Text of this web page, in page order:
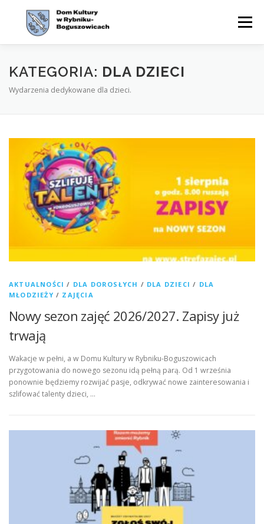
Menu
WYDARZENIA AKTUALNOŚCI ZAJĘCIA
KATEGORIA: DLA DZIECI
Wydarzenia dedykowane dla dzieci.
AKTUALNOŚCI / DLA DOROSŁYCH / DLA DZIECI / DLA
MŁODZIEŻY / ZAJĘCIA
Nowy sezon zajęć 2026/2027. Zapisy już
trwają
Wakacje w pełni, a w Domu Kultury w Rybniku-Boguszowicach
przygotowania do nowego sezonu idą pełną parą. Od 1 września
ponownie będziemy rozwijać pasje, odkrywać nowe zainteresowania i
szlifować talenty dzieci, …